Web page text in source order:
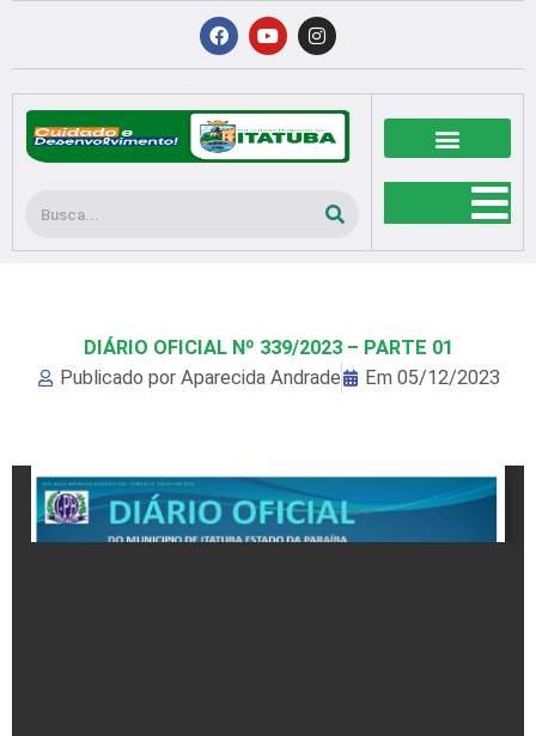
conteúdo
F
a
c
b
o
o
k
Y
o
u
u
b
e
I
n
s
a
g
r
a
Pesquisar
DIÁRIO OFICIAL Nº 339/2023 – PARTE 01
Publicado por Aparecida Andrade Em 05/12/2023